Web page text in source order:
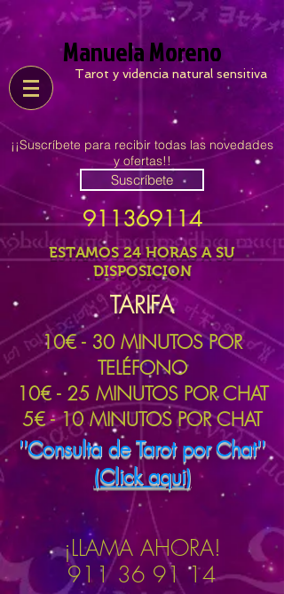
Manuela Moreno
Tarot y videncia natural sensitiva
¡¡Suscríbete para recibir todas las novedades
y ofertas!!
Suscríbete
911369114
ESTAMOS 24 HORAS A SU
DISPOSICION
TARIFA
10€ - 30 MINUTOS POR
TELÉFONO
10€ - 25 MINUTOS POR CHAT
5€ - 10 MINUTOS POR CHAT
''Consulta de Tarot por Chat''
(Click aqui)
¡LLAMA AHORA!
911 36 91 14